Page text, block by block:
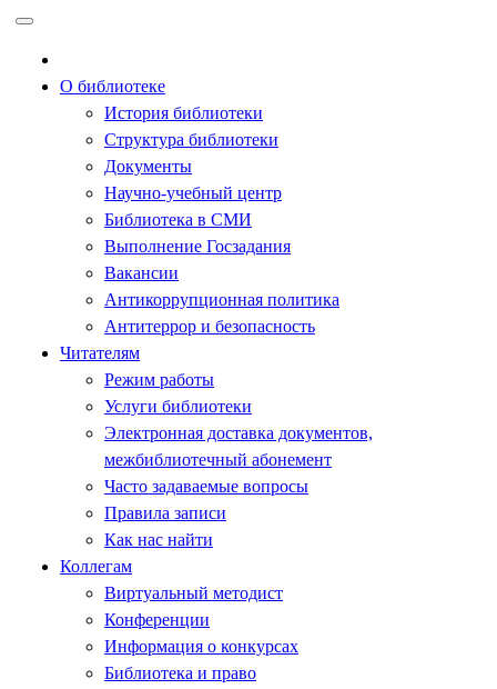
содержимому
О библиотеке
История библиотеки
Структура библиотеки
Документы
Научно-учебный центр
Библиотека в СМИ
Выполнение Госзадания
Вакансии
Антикоррупционная политика
Антитеррор и безопасность
Читателям
Режим работы
Услуги библиотеки
Электронная доставка документов,
межбиблиотечный абонемент
Часто задаваемые вопросы
Правила записи
Как нас найти
Коллегам
Виртуальный методист
Конференции
Информация о конкурсах
Библиотека и право